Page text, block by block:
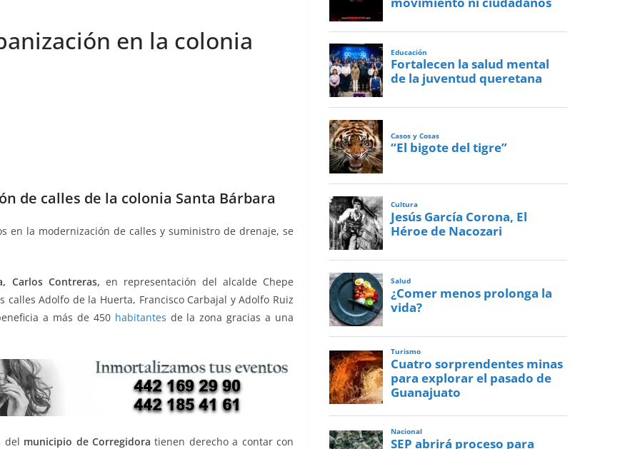
en la colonia
de calles de la colonia Santa Bárbara
en la modernización de calles y suministro de drenaje, se
Carlos Contreras, en representación del alcalde Chepe
Adolfo de la Huerta, Francisco Carbajal y Adolfo Ruiz
a más de 450 habitantes de la zona gracias a una
del municipio de Corregidora tienen derecho a contar con